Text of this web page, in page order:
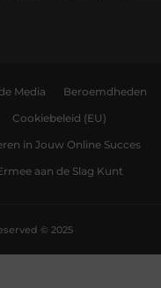
Media Beroemdheden
Cookiebeleid (EU)
in Jouw Online Succes
aan de Slag Kunt
© 2025